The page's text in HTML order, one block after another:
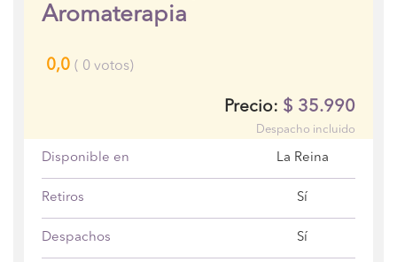
Aromaterapia
0,0 ( 0 votos)
Precio: $ 35.990
Despacho incluido
Disponible en La Reina
Retiros Sí
Despachos Sí